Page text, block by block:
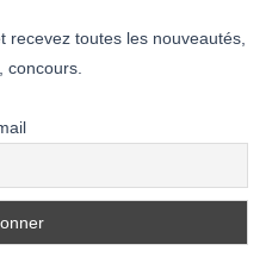
recevez toutes les nouveautés,
concours.